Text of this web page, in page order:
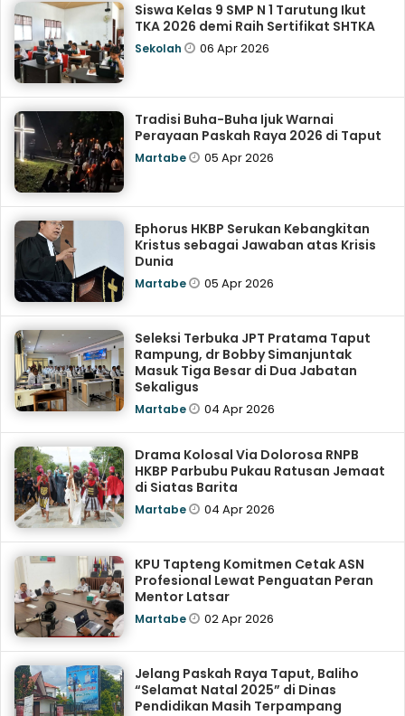
Siswa Kelas 9 SMP N 1 Tarutung Ikut
TKA 2026 demi Raih Sertifikat SHTKA
Sekolah 06 Apr 2026
Tradisi Buha-Buha Ijuk Warnai
Perayaan Paskah Raya 2026 di Taput
Martabe 05 Apr 2026
Ephorus HKBP Serukan Kebangkitan
Kristus sebagai Jawaban atas Krisis
Dunia
Martabe 05 Apr 2026
Seleksi Terbuka JPT Pratama Taput
Rampung, dr Bobby Simanjuntak
Masuk Tiga Besar di Dua Jabatan
Sekaligus
Martabe 04 Apr 2026
Drama Kolosal Via Dolorosa RNPB
HKBP Parbubu Pukau Ratusan Jemaat
di Siatas Barita
Martabe 04 Apr 2026
KPU Tapteng Komitmen Cetak ASN
Profesional Lewat Penguatan Peran
Mentor Latsar
Martabe 02 Apr 2026
Jelang Paskah Raya Taput, Baliho
“Selamat Natal 2025” di Dinas
Pendidikan Masih Terpampang